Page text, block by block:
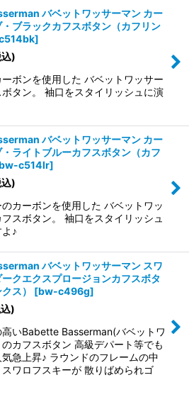
バベットワッサーマン カー
ブラックカフスボタン（カフリン
]
)
ボンを使用した バベットワッサー
タン。 袖口をスタイリッシュに演
バベットワッサーマン カー
ライトブルーカフスボタン（カフ
c514lr]
)
カーボンを使用した バベットワッ
スボタン。 袖口をスタイリッシュ
♪
バベットワッサーマン スワ
クエクスプロージョンカフスボタ
ス）
[bw-c496g]
)
いBabette Basserman(バベットワ
カフスボタン 高級デパート等でも
急上昇♪ ラウンドのフレームの中
ワロフスキーが 散りばめられゴ